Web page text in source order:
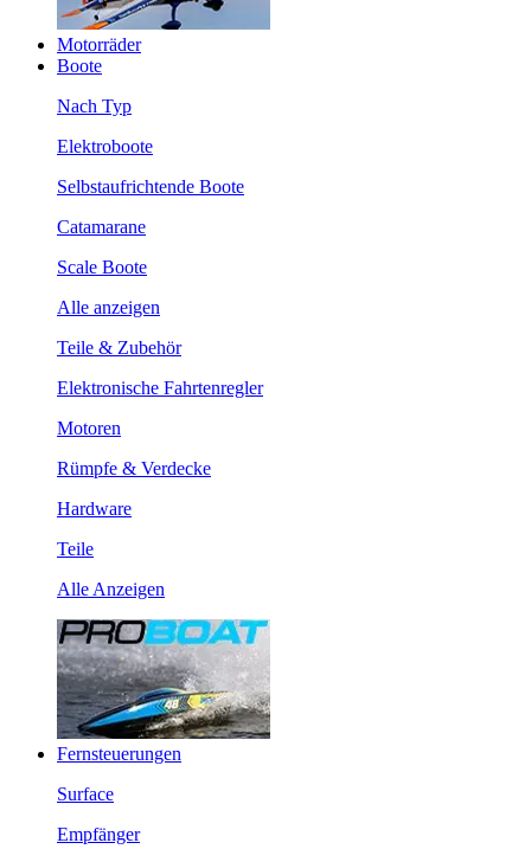
Motorräder
Boote
Nach Typ
Elektroboote
Selbstaufrichtende Boote
Catamarane
Scale Boote
Alle anzeigen
Teile & Zubehör
Elektronische Fahrtenregler
Motoren
Rümpfe & Verdecke
Hardware
Teile
Alle Anzeigen
Fernsteuerungen
Surface
Empfänger